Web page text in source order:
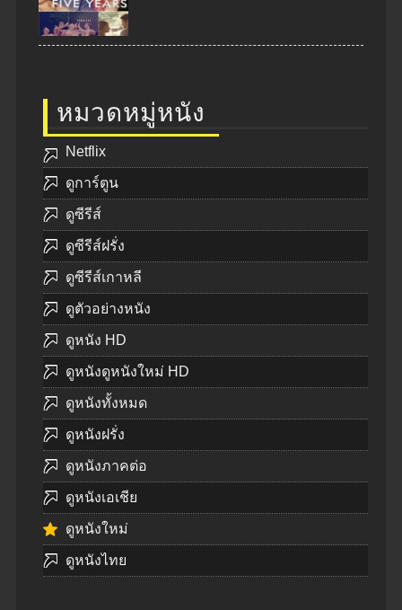
หมวดหมู่หนัง
Netflix
ดูการ์ตูน
ดูซีรีส์
ดูซีรีส์ฝรั่ง
ดูซีรีส์เกาหลี
ดูตัวอย่างหนัง
ดูหนัง HD
ดูหนังดูหนังใหม่ HD
ดูหนังทั้งหมด
ดูหนังฝรั่ง
ดูหนังภาคต่อ
ดูหนังเอเชีย
ดูหนังใหม่
ดูหนังไทย